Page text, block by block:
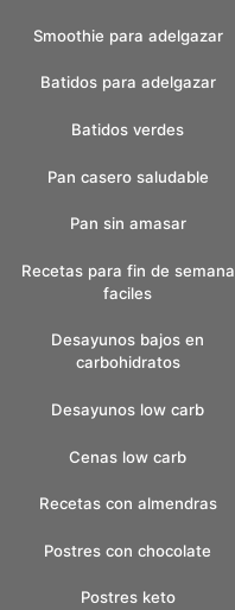
Smoothie para adelgazar
Batidos para adelgazar
Batidos verdes
Pan casero saludable
Pan sin amasar
Recetas para fin de semana
faciles
Desayunos bajos en
carbohidratos
Desayunos low carb
Cenas low carb
Recetas con almendras
Postres con chocolate
Postres keto